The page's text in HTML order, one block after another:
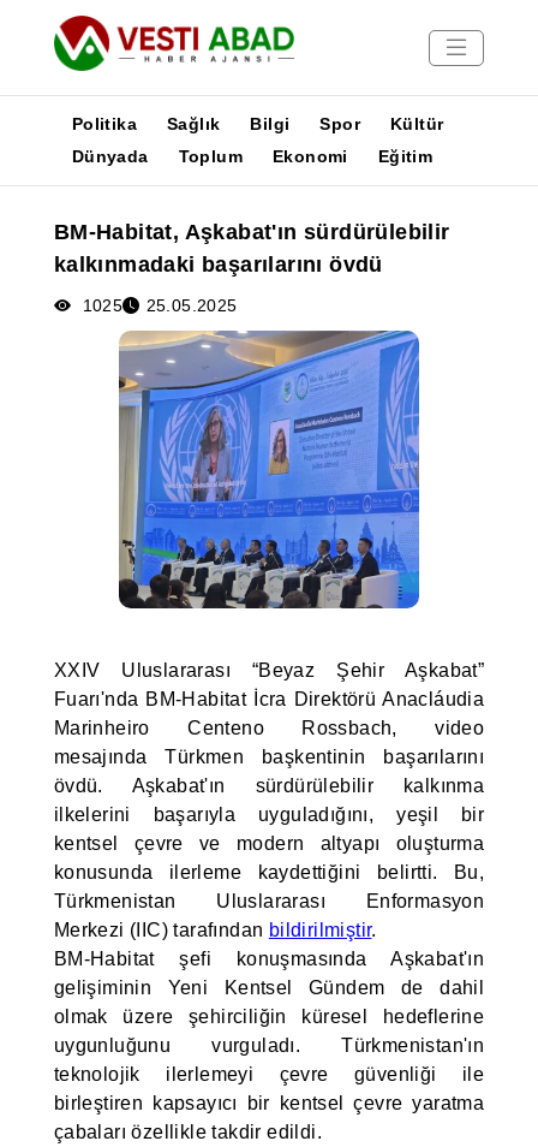
Yayınlar
Medya
Poster
Politika Sağlık Bilgi Spor
Kültür
Dünyada
Toplum Ekonomi Eğitim
BM-Habitat, Aşkabat'ın sürdürülebilir
kalkınmadaki başarılarını övdü
1025 25.05.2025
XXIV Uluslararası “Beyaz Şehir Aşkabat”
Fuarı'nda BM-Habitat İcra Direktörü Anacláudia
Marinheiro Centeno Rossbach, video
mesajında Türkmen başkentinin başarılarını
övdü. Aşkabat'ın sürdürülebilir kalkınma
ilkelerini başarıyla uyguladığını, yeşil bir
kentsel çevre ve modern altyapı oluşturma
konusunda ilerleme kaydettiğini belirtti. Bu,
Türkmenistan Uluslararası Enformasyon
Merkezi (IIC) tarafından bildirilmiştir.
BM-Habitat şefi konuşmasında Aşkabat'ın
gelişiminin Yeni Kentsel Gündem de dahil
olmak üzere şehirciliğin küresel hedeflerine
uygunluğunu vurguladı. Türkmenistan'ın
teknolojik ilerlemeyi çevre güvenliği ile
birleştiren kapsayıcı bir kentsel çevre yaratma
çabaları özellikle takdir edildi.